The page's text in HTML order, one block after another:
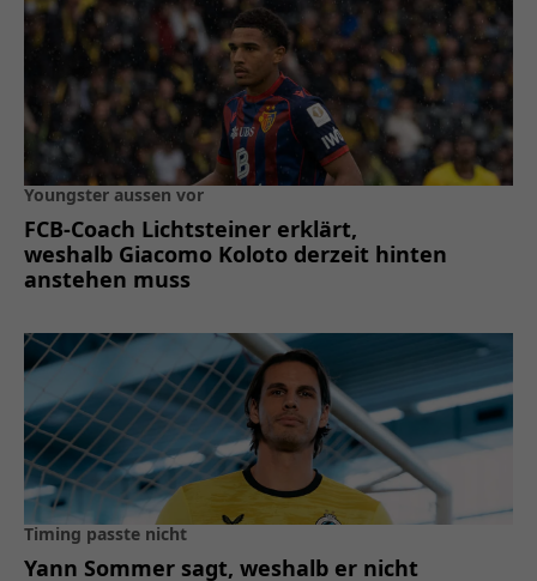
Youngster aussen vor
FCB-Coach Lichtsteiner erklärt,
weshalb Giacomo Koloto derzeit hinten
anstehen muss
Timing passte nicht
Yann Sommer sagt, weshalb er nicht